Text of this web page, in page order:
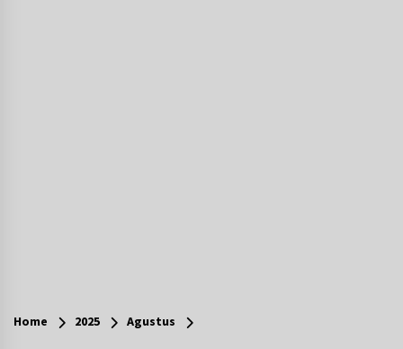
Program Pelatihan Operator Alat Berat GTO
Home 2025 Agustus